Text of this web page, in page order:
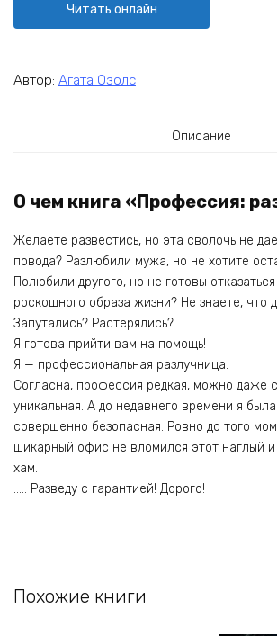
Читать онлайн
Автор: Агата Озолс
Описание
О чем книга «Профессия:
Желаете развестись, но эта сволочь не
повода? Разлюбили мужа, но не хотите
Полюбили другого, но не готовы
роскошного образа жизни? Не знаете, что
Запутались? Растерялись?
Я готова прийти вам на помощь!
Я — профессиональная разлучница.
Согласна, профессия редкая, можно даже
уникальная. А до недавнего времени я
совершенно безопасная. Ровно до того
шикарный офис не вломился этот наглый
хам.
….. Разведу с гарантией! Дорого!
Похожие книги